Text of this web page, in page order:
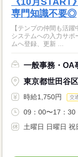
専門知識不要◎
【テンプの仲間も活
システムへの入力サ
ムへ登録、更新 ...
一般事務・OA
東京都世田谷
時給1,750円 交
09：00〜17：30
土曜日 日曜日 祝